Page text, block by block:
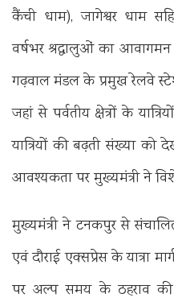
कैंची धाम), जागेश्वर धाम
वर्षभर श्रद्धालुओं का
गढ़वाल मंडल के प्रमुख रेलवे
जहां से पर्वतीय क्षेत्रों के
यात्रियों की बढ़ती संख्या
आवश्यकता पर मुख्यमंत्री ने
मुख्यमंत्री ने टनकपुर से
एवं दौराई एक्सप्रेस के यात्रा
पर अल्प समय के ठहराव